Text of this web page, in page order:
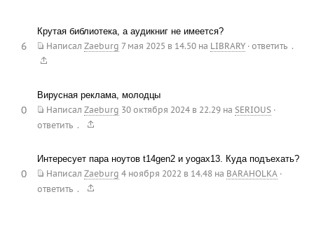
Крутая библиотека, а аудикниг не имеется?
Написал Zaeburg 7 мая 2025 в 14.50на LIBRARY · ответить .
6
Вирусная реклама, молодцы
Написал Zaeburg 30 октября 2024 в 22.29на SERIOUS ·
ответить .
0
Интересует пара ноутов t14gen2 и yogax13. Куда подъехать?
Написал Zaeburg 4 ноября 2022 в 14.48на BARAHOLKA ·
ответить .
0